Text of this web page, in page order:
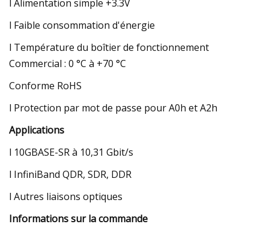
l Alimentation simple +3.3V
l Faible consommation d'énergie
l Température du boîtier de fonctionnement
Commercial : 0 °C à +70 °C
Conforme RoHS
l Protection par mot de passe pour A0h et A2h
Applications
l 10GBASE-SR à 10,31 Gbit/s
l InfiniBand QDR, SDR, DDR
l Autres liaisons optiques
Informations sur la commande